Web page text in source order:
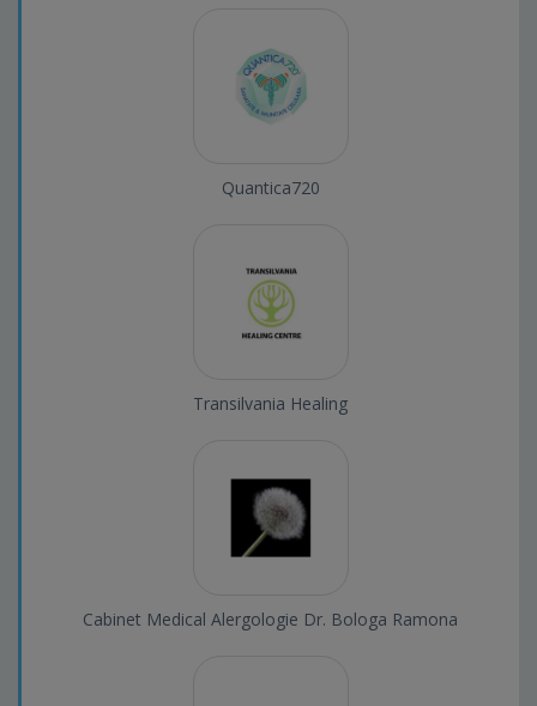
Quantica720
Transilvania Healing
Cabinet Medical Alergologie Dr. Bologa Ramona